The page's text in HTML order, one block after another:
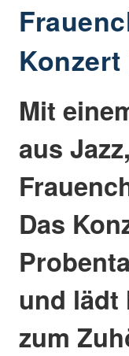
Mit
aus
Das
und lädt
zum